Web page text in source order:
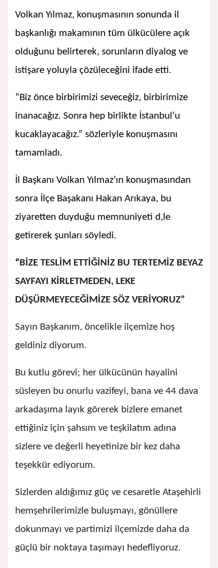
Volkan Yılmaz, konuşmasının sonunda il
başkanlığı makamının tüm ülkücülere açık
olduğunu belirterek, sorunların diyalog ve
istişare yoluyla çözüleceğini ifade etti.
“Biz önce birbirimizi seveceğiz, birbirimize
inanacağız. Sonra hep birlikte İstanbul’u
kucaklayacağız.” sözleriyle konuşmasını
tamamladı.
İl Başkanı Volkan Yılmaz’ın konuşmasından
sonra İlçe Başakanı Hakan Arıkaya, bu
ziyaretten duyduğu memnuniyeti d,le
getirerek şunları söyledi.
“BİZE TESLİM ETTİĞİNİZ BU TERTEMİZ BEYAZ
SAYFAYI KİRLETMEDEN, LEKE
DÜŞÜRMEYECEĞİMİZE SÖZ VERİYORUZ”
Sayın Başkanım, öncelikle ilçemize hoş
geldiniz diyorum.
Bu kutlu görevi; her ülkücünün hayalini
süsleyen bu onurlu vazifeyi, bana ve 44 dava
arkadaşıma layık görerek bizlere emanet
ettiğiniz için şahsım ve teşkilatım adına
sizlere ve değerli heyetinize bir kez daha
teşekkür ediyorum.
Sizlerden aldığımız güç ve cesaretle Ataşehirli
hemşehrilerimizle buluşmayı, gönüllere
dokunmayı ve partimizi ilçemizde daha da
güçlü bir noktaya taşımayı hedefliyoruz.